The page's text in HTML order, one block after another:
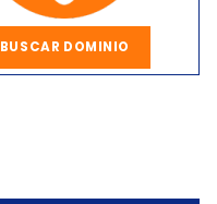
BUSCAR DOMINIO